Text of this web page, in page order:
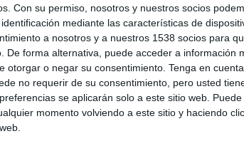
Con su permiso, nosotros y nuestros socios
mediante las características de
a nosotros y a nuestros 1538 socios para
De forma alternativa, puede acceder a información
otorgar o negar su consentimiento. Tenga en
no requerir de su consentimiento, pero usted
se aplicarán solo a este sitio web.
momento volviendo a este sitio y haciendo
para superar pruebas a lo largo del municipio, siempre bajo
a una chica en un bar poniendo voz de hombre o cómo hacer un
que "un hombre de verdad lo arregla todo" o "nunca pierde".
en una tienda virtual ubicada en la misma plataforma. El contenido del
nuevas experiencias interactivas y juegos que tendrás que descubrir
-impresos y televisión- así como promociones en el punto de